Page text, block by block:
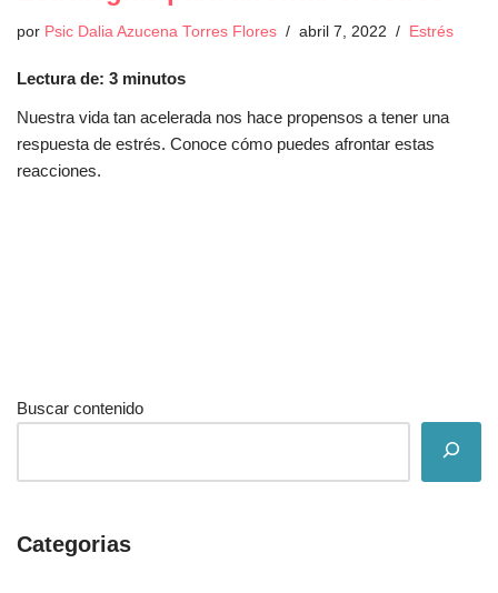
por Psic Dalia Azucena Torres Flores abril 7, 2022 Estrés
Lectura de: 3 minutos
Nuestra vida tan acelerada nos hace propensos a tener una
respuesta de estrés. Conoce cómo puedes afrontar estas
reacciones.
Buscar contenido
Categorias